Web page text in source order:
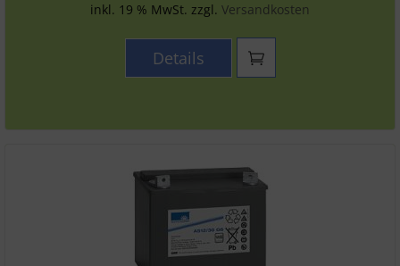
inkl. 19 % MwSt. zzgl. Versandkosten
Details